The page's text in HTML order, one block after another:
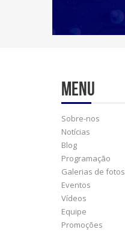
Menu
Sobre-nos
Notícias
Blog
Programação
Galerias de fotos
Eventos
Vídeos
Equipe
Promoções